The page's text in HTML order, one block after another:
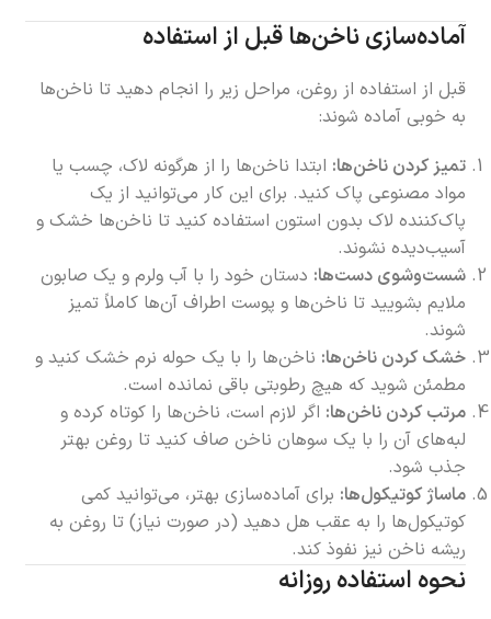
آماده‌سازی ناخن‌ها قبل از استفاده
قبل از استفاده از روغن، مراحل زیر را انجام دهید تا ناخن‌ها
به خوبی آماده شوند:
تمیز کردن ناخن‌ها: ابتدا ناخن‌ها را از هرگونه لاک، چسب یا
مواد مصنوعی پاک کنید. برای این کار می‌توانید از یک
پاک‌کننده لاک بدون استون استفاده کنید تا ناخن‌ها خشک و
آسیب‌دیده نشوند.
شست‌وشوی دست‌ها: دستان خود را با آب ولرم و یک صابون
ملایم بشویید تا ناخن‌ها و پوست اطراف آن‌ها کاملاً تمیز
شوند.
خشک کردن ناخن‌ها: ناخن‌ها را با یک حوله نرم خشک کنید و
مطمئن شوید که هیچ رطوبتی باقی نمانده است.
مرتب کردن ناخن‌ها: اگر لازم است، ناخن‌ها را کوتاه کرده و
لبه‌های آن را با یک سوهان ناخن صاف کنید تا روغن بهتر
جذب شود.
ماساژ کوتیکول‌ها: برای آماده‌سازی بهتر، می‌توانید کمی
کوتیکول‌ها را به عقب هل دهید (در صورت نیاز) تا روغن به
ریشه ناخن نیز نفوذ کند.
نحوه استفاده روزانه